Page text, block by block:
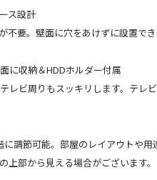
ス設計
不要。壁面に穴をあけずに設置で
に収納＆HDDホルダー付属
レビ周りもスッキリします。テレ
に調節可能。部屋のレイアウトや
上部から見える場合がございます。